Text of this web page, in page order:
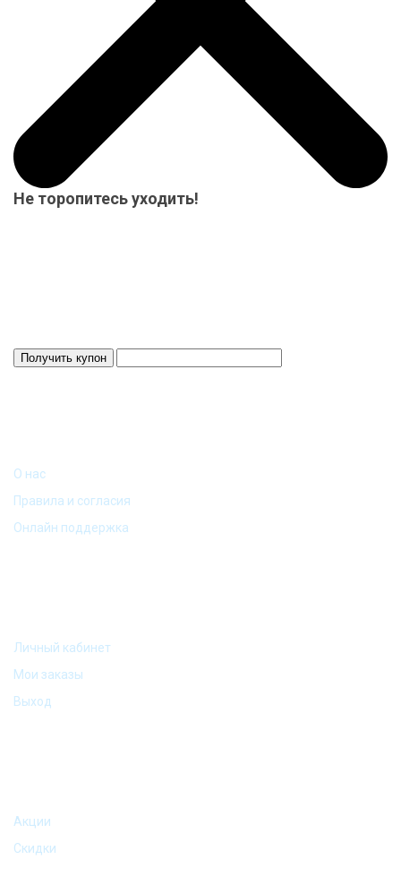
Не торопитесь уходить!
О нас
Правила и согласия
Онлайн поддержка
Личный кабинет
Мои заказы
Выход
Акции
Скидки